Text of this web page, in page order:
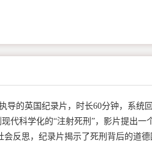
导的英国纪录片，时长60分钟，系统
代科学化的“注射死刑”，影片提出
反思，纪录片揭示了死刑背后的道